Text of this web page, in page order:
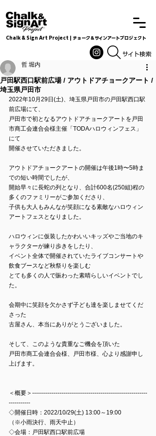
Chalk & Sign Art Project | チョーク＆サインアートプロジェクト
​​​サイト検索
戸田駅西口駅前広場 / アウトドアチョークアート /
埼玉県戸田市
哲 堀内
2022年10月29日(土)、埼玉県戸田市の戸田駅西口駅
前広場にて、
戸田市で初となるアウトドアチョークアートを戸田
市商工会連合会様主催「TODAハロウィンフェス」
にて
開催させていただきました。
アウトドアチョークアートの開催は午後1時〜5時ま
での短い時間でしたが、
開始早々に長蛇の列となり、合計600名(250組)程の
多くのファミリーがご参加くださり、
子供も大人もみんなが笑顔になる素敵なハロウィン
アートフェスとなりました。
ハロウィンに仮装したかわいいキッズやご当地のキ
ャラクターが練り歩きをしたり、
イベント全体で開催されていたライブコンサートや
飲食ブースなど秋祭りを楽しむ
とても多くの人で賑わった素晴らしいイベントでし
た。
会期中に笑顔を欠かさず子ども達を楽しませてくだ
さった
古屋さん、本当にありがとうございました。
そして、このような貴重なご機会を頂いた
戸田市商工会連合会様、戸田市様、心より感謝申し
上げます。
＜概要＞-----------------------------------------------------------
-----------
◇開催日時：2022/10/29(土) 13:00～19:00
（※小雨決行、雨天中止）
◇会場：戸田駅西口駅前広場